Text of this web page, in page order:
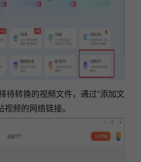
待转换的视频文件，通过“添加文
频的网络链接。